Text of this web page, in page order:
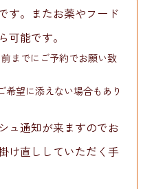
す。またお薬やフード
可能です。
までにご予約でお願い致
希望に添えない場合もあり
ュ通知が来ますのでお
け直ししていただく手